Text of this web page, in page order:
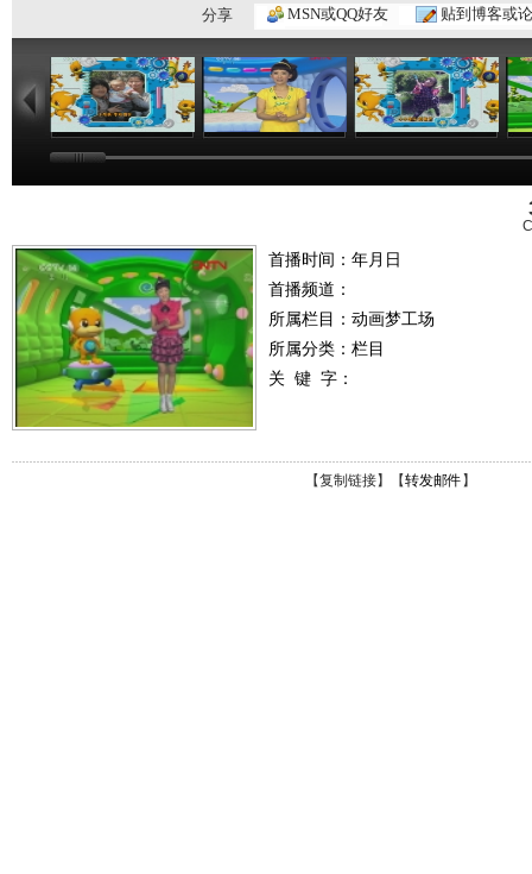
分享
MSN或QQ好友 贴到博客或
02:44 02:50 02:48
首播时间：年月日
首播频道：
所属栏目： 动画梦工场
所属分类：栏目
关 键 字：
【复制链接】【转发邮件 】